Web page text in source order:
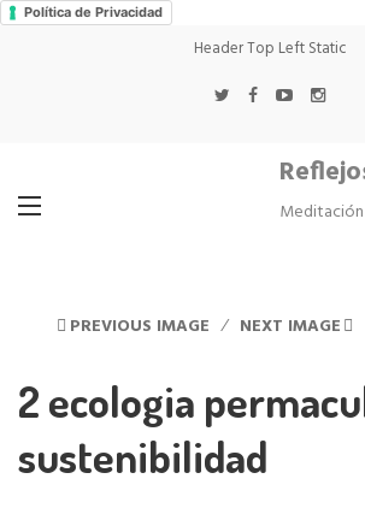
Política de Privacidad
Header Top Left Static
PREVIOUS IMAGE NEXT IMAGE
2 ecologia
sustenibilidad